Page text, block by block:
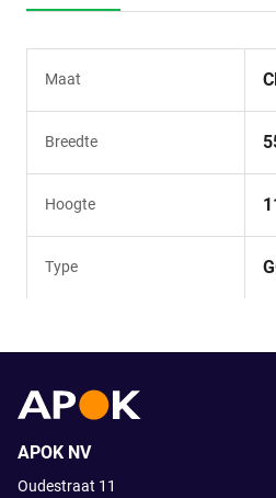
Maat
Breedte
Hoogte
Type
APOK NV
Oudestraat 11